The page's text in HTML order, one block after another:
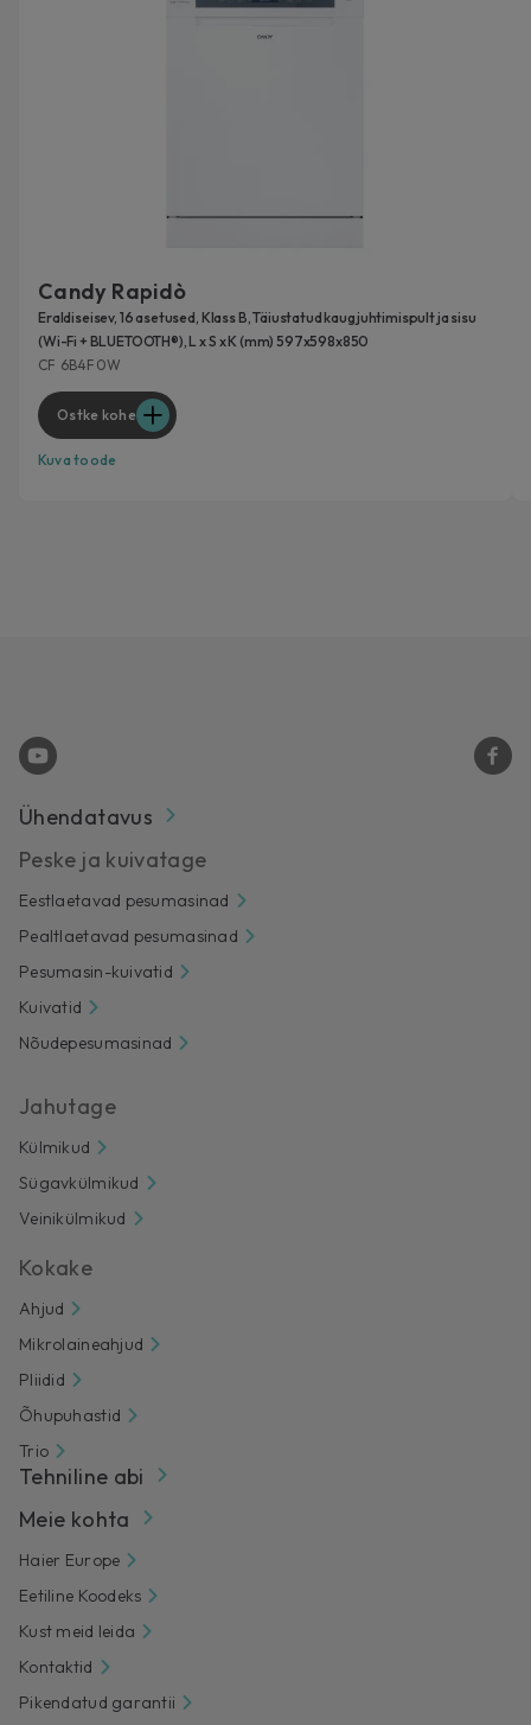
Candy Rapidò
Eraldiseisev, 16 asetused, Klass B, Täiustatud kaugjuhtimispult ja sisu
(Wi-Fi + BLUETOOTH®), L x S x K (mm) 597x598x850
CF 6B4F0W
Ostke kohe
Kuva toode
Ühendatavus
Peske ja kuivatage
Eestlaetavad pesumasinad
Pealtlaetavad pesumasinad
Pesumasin-kuivatid
Kuivatid
Nõudepesumasinad
Jahutage
Külmikud
Sügavkülmikud
Veinikülmikud
Kokake
Ahjud
Mikrolaineahjud
Pliidid
Õhupuhastid
Trio
Tehniline abi
Meie kohta
Haier Europe
Eetiline Koodeks
Kust meid leida
Kontaktid
Pikendatud garantii